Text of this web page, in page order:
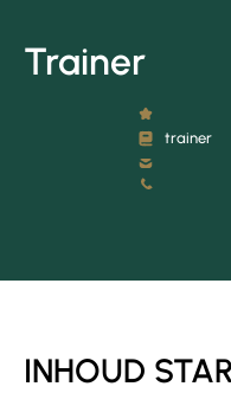
Trainer
trainer
INHOUD